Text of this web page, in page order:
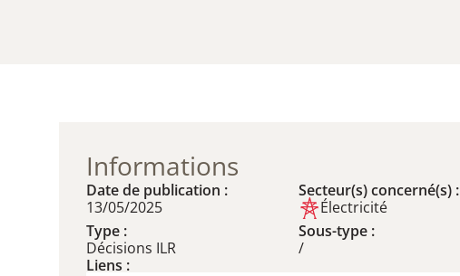
Informations
Date de publication :
13/05/2025
Secteur(s) concerné(s) :
Électricité
Type :
Décisions ILR
Sous-type :
/
Liens :